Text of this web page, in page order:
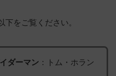
下をご覧ください。
ダーマン ：トム・ホラン